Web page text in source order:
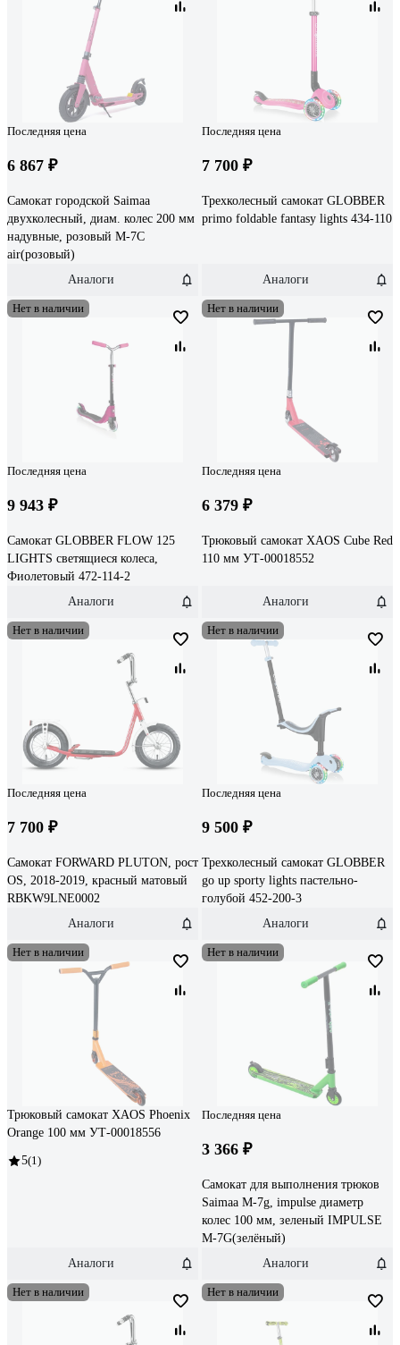
Последняя цена
6 867 ₽
Самокат городской Saimaa
двухколесный, диам. колес 200 мм
надувные, розовый M-7C
air(розовый)
Аналоги
Последняя цена
7 700 ₽
Трехколесный самокат GLOBBER
primo foldable fantasy lights 434-110
Аналоги
Нет в наличии
Последняя цена
9 943 ₽
Самокат GLOBBER FLOW 125
LIGHTS светящиеся колеса,
Фиолетовый 472-114-2
Аналоги
Нет в наличии
Последняя цена
6 379 ₽
Трюковый самокат XAOS Cube Red
110 мм УТ-00018552
Аналоги
Нет в наличии
Последняя цена
7 700 ₽
Самокат FORWARD PLUTON, рост
OS, 2018-2019, красный матовый
RBKW9LNE0002
Аналоги
Нет в наличии
Последняя цена
9 500 ₽
Трехколесный самокат GLOBBER
go up sporty lights пастельно-
голубой 452-200-3
Аналоги
Нет в наличии
Трюковый самокат XAOS Phoenix
Orange 100 мм УТ-00018556
5(1)
Аналоги
Нет в наличии
Последняя цена
3 366 ₽
Самокат для выполнения трюков
Saimaa M-7g, impulse диаметр
колес 100 мм, зеленый IMPULSE
M-7G(зелёный)
Аналоги
Нет в наличии Нет в наличии